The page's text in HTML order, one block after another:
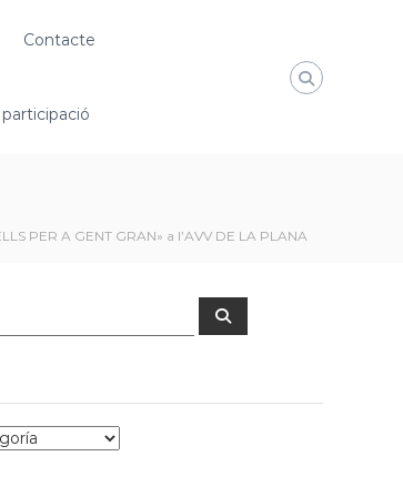
Contacte
PER A GENT GRAN» a l’AVV DE LA PLANA